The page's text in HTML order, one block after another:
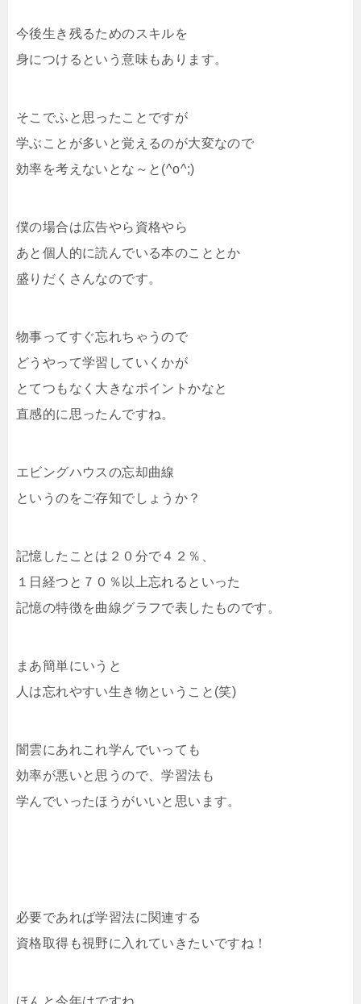
今後生き残るためのスキルを
身につけるという意味もあります。
そこでふと思ったことですが
学ぶことが多いと覚えるのが大変なので
効率を考えないとな～と(^o^;)
僕の場合は広告やら資格やら
あと個人的に読んでいる本のこととか
盛りだくさんなのです。
物事ってすぐ忘れちゃうので
どうやって学習していくかが
とてつもなく大きなポイントかなと
直感的に思ったんですね。
エビングハウスの忘却曲線
というのをご存知でしょうか？
記憶したことは２０分で４２％、
１日経つと７０％以上忘れるといった
記憶の特徴を曲線グラフで表したものです。
まあ簡単にいうと
人は忘れやすい生き物ということ(笑)
闇雲にあれこれ学んでいっても
効率が悪いと思うので、学習法も
学んでいったほうがいいと思います。
必要であれば学習法に関連する
資格取得も視野に入れていきたいですね！
ほんと今年はですね、